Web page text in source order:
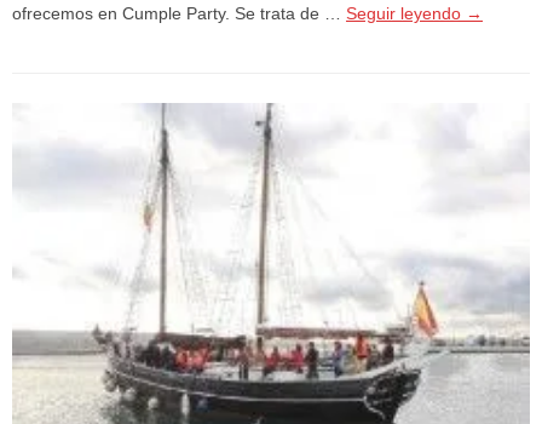
ofrecemos en Cumple Party. Se trata de … Seguir leyendo →